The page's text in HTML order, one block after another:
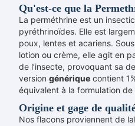
Qu'est-ce que la
La perméthrine est un
pyréthrinoïdes. Elle est
poux, lentes et acariens.
lotion ou crème, elle agit en
de l’insecte, provoquant sa
version générique contient
équivalent à la formulation de
Origine et gage de
Nos flacons proviennent de